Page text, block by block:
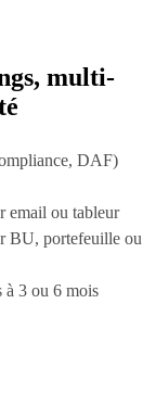
multi-
DAF)
email ou tableur
BU, portefeuille ou
à 3 ou 6 mois